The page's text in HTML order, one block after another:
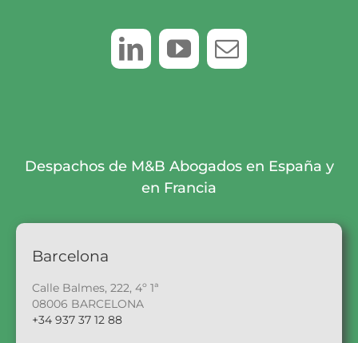
Despachos de M&B Abogados en España y
en Francia
Barcelona
Calle Balmes, 222, 4º 1ª
08006 BARCELONA
+34 937 37 12 88